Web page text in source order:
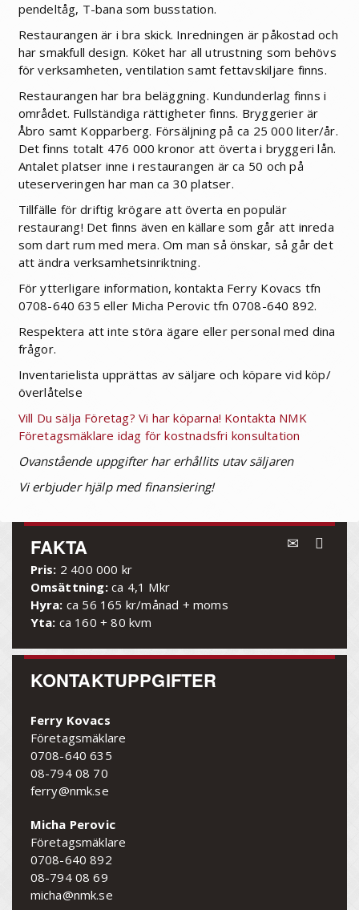
pendeltåg, T-bana som busstation.
Restaurangen är i bra skick. Inredningen är påkostad och
har smakfull design. Köket har all utrustning som behövs
för verksamheten, ventilation samt fettavskiljare finns.
Restaurangen har bra beläggning. Kundunderlag finns i
området. Fullständiga rättigheter finns. Bryggerier är
Åbro samt Kopparberg. Försäljning på ca 25 000 liter/år.
Det finns totalt 476 000 kronor att överta i bryggeri lån.
Antalet platser inne i restaurangen är ca 50 och på
uteserveringen har man ca 30 platser.
Tillfälle för driftig krögare att överta en populär
restaurang! Det finns även en källare som går att inreda
som dart rum med mera. Om man så önskar, så går det
att ändra verksamhetsinriktning.
För ytterligare information, kontakta Ferry Kovacs tfn
0708-640 635 eller Micha Perovic tfn 0708-640 892.
Respektera att inte störa ägare eller personal med dina
frågor.
Inventarielista upprättas av säljare och köpare vid köp/
överlåtelse
Vill Du sälja Företag? Vi har köparna! Kontakta NMK
Företagsmäklare idag för kostnadsfri konsultation
Ovanstående uppgifter har erhållits utav säljaren
Vi erbjuder hjälp med finansiering!
FAKTA
Pris: 2 400 000 kr
Omsättning: ca 4,1 Mkr
Hyra: ca 56 165 kr/månad + moms
Yta: ca 160 + 80 kvm
KONTAKTUPPGIFTER
Ferry Kovacs
Företagsmäklare
0708-640 635
08-794 08 70
ferry@nmk.se
Micha Perovic
Företagsmäklare
0708-640 892
08-794 08 69
micha@nmk.se